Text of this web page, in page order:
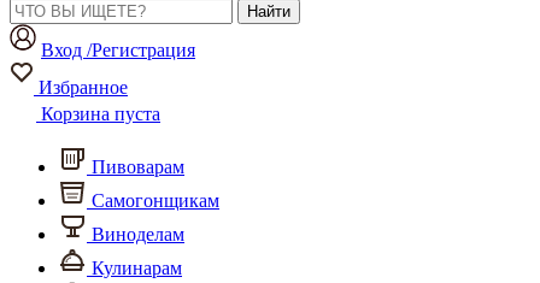
Найти
Вход /Регистрация
Избранное
Корзина пуста
Пивоварам
Самогонщикам
Виноделам
Кулинарам